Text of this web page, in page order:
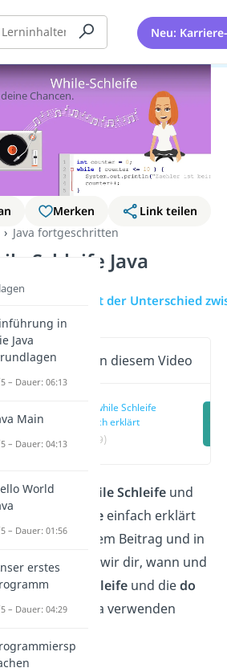
Neu:
Merken
Link teilen
Java fortgeschritten
Schleife Java
Was ist der Unterschied
Inhalte in diesem Video
Java while Schleife
einfach erklärt
(00:19)
möchtest die while Schleifeund
while Schleifeeinfach erklärt
In diesem Beitrag und in
Videoerklären wir dir, wann und
du diewhile Schleifeund diedo
Schleifein Java verwenden
Chancen.
in
Java
– Dauer: 06:13
Main
– Dauer: 04:13
World
– Dauer: 01:56
erstes
– Dauer: 04:29